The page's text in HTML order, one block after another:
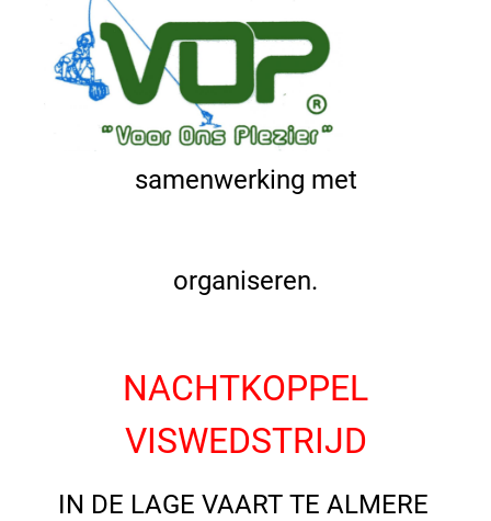
samenwerking met
organiseren.
NACHTKOPPEL
VISWEDSTRIJD
IN DE LAGE VAART TE ALMERE